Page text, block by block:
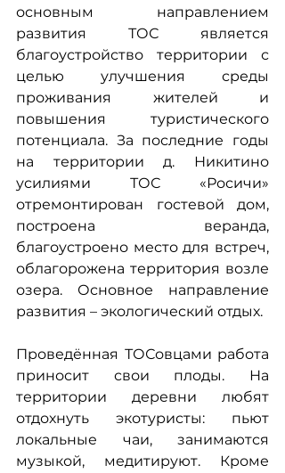
основным направлением
развития ТОС является
благоустройство территории с
целью улучшения среды
проживания жителей и
повышения туристического
потенциала. За последние годы
на территории д. Никитино
усилиями ТОС «Росичи»
отремонтирован гостевой дом,
построена веранда,
благоустроено место для встреч,
облагорожена территория возле
озера. Основное направление
развития – экологический отдых.
Проведённая ТОСовцами работа
приносит свои плоды. На
территории деревни любят
отдохнуть экотуристы: пьют
локальные чаи, занимаются
музыкой, медитируют. Кроме